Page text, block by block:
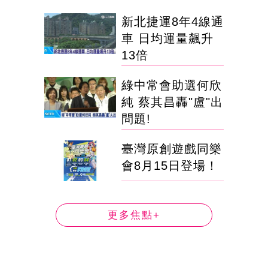
新北捷運8年4線通
車 日均運量飆升
13倍
綠中常會助選何欣
純 蔡其昌轟"盧"出
問題!
臺灣原創遊戲同樂
會8月15日登場！
更多焦點+